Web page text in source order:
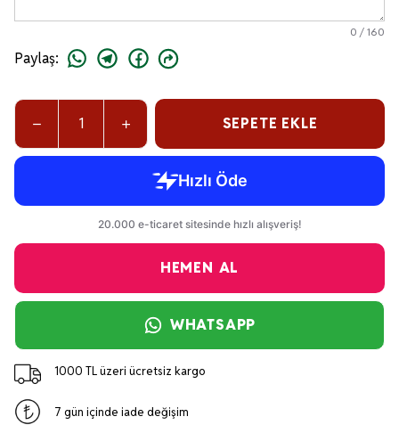
0 / 160
Paylaş:
SEPETE EKLE
HEMEN AL
WHATSAPP
1000 TL üzeri ücretsiz kargo
7 gün içinde iade değişim